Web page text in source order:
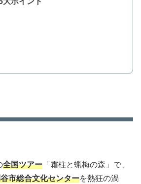
全国ツアー 「霜柱と蝋梅の森」で、
市総合文化センターを熱狂の渦